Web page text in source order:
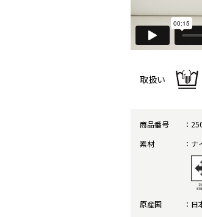
取扱い
商品番号
素材
ナ
原産国
日